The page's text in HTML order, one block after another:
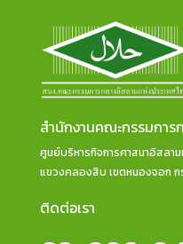
สำนักงานคณะกรรมการ
ศูนย์บริหารกิจการศาสนาอิสลา
แขวงคลองสิบ เขตหนองจอก ก
ติดต่อเรา